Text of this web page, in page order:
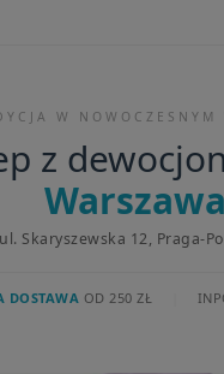
W NOWOCZESNYM
z
Warszawa
ul. Skaryszewska 12, Praga-
DOSTAWA OD 250 ZŁ